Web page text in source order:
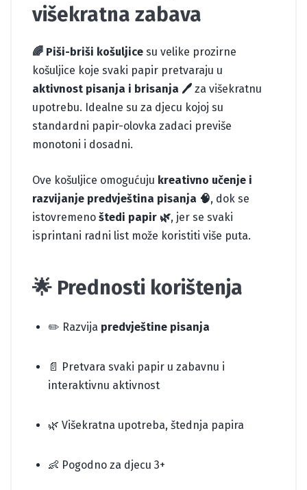
višekratna zabava
🌈 Piši-briši košuljice su velike prozirne
košuljice koje svaki papir pretvaraju u
aktivnost pisanja i brisanja 🖊️ za višekratnu
upotrebu. Idealne su za djecu kojoj su
standardni papir-olovka zadaci previše
monotoni i dosadni.
Ove košuljice omogućuju kreativno učenje i
razvijanje predvještina pisanja 🧠, dok se
istovremeno štedi papir 🌿, jer se svaki
isprintani radni list može koristiti više puta.
🌟 Prednosti korištenja
✏️ Razvija predvještine pisanja
📄 Pretvara svaki papir u zabavnu i
interaktivnu aktivnost
🌿 Višekratna upotreba, štednja papira
👶 Pogodno za djecu 3+